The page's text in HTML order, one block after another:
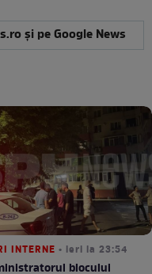
și pe Google News
INTERNE • ieri la 23:54
blocului